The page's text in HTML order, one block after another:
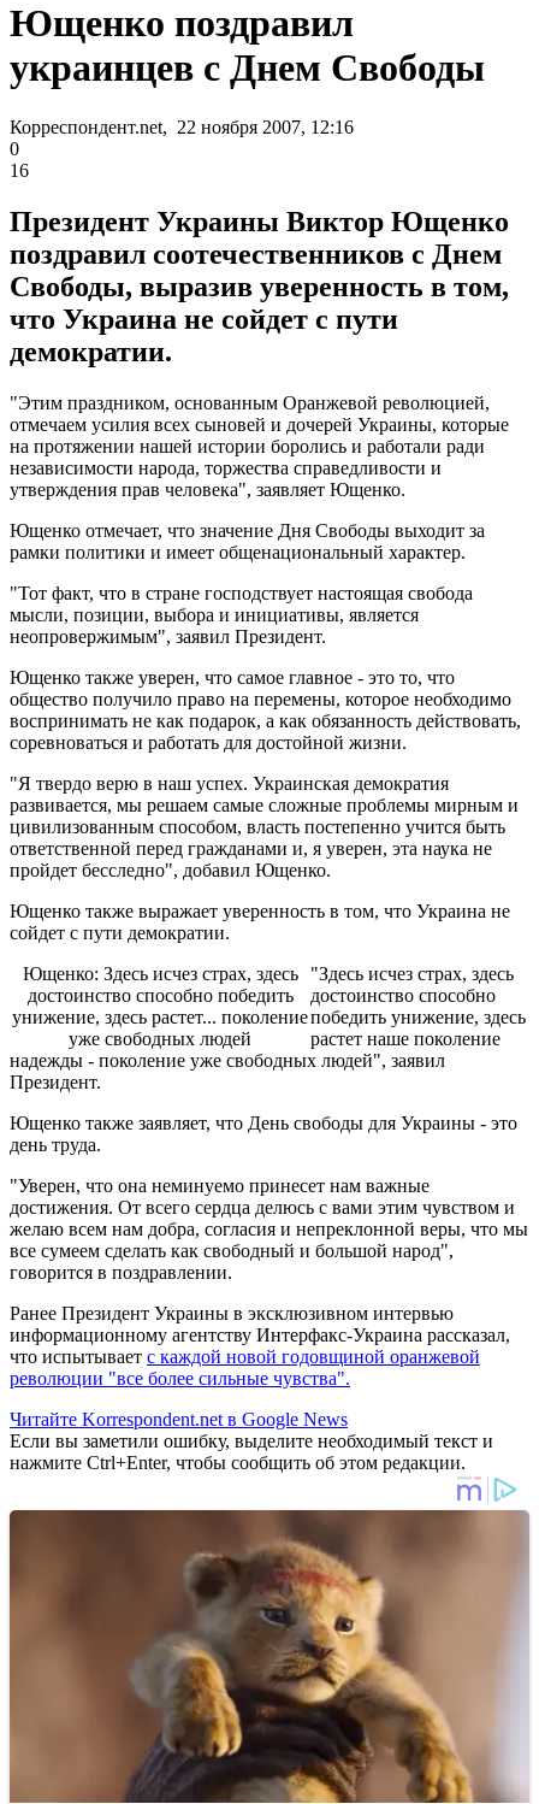
Ющенко поздравил
украинцев с Днем Свободы
Корреспондент.net, 22 ноября 2007, 12:16
0
16
Президент Украины Виктор Ющенко
поздравил соотечественников с Днем
Свободы, выразив уверенность в том,
что Украина не сойдет с пути
демократии.
"Этим праздником, основанным Оранжевой революцией,
отмечаем усилия всех сыновей и дочерей Украины, которые
на протяжении нашей истории боролись и работали ради
независимости народа, торжества справедливости и
утверждения прав человека", заявляет Ющенко.
Ющенко отмечает, что значение Дня Свободы выходит за
рамки политики и имеет общенациональный характер.
"Тот факт, что в стране господствует настоящая свобода
мысли, позиции, выбора и инициативы, является
неопровержимым", заявил Президент.
Ющенко также уверен, что самое главное - это то, что
общество получило право на перемены, которое необходимо
воспринимать не как подарок, а как обязанность действовать,
соревноваться и работать для достойной жизни.
"Я твердо верю в наш успех. Украинская демократия
развивается, мы решаем самые сложные проблемы мирным и
цивилизованным способом, власть постепенно учится быть
ответственной перед гражданами и, я уверен, эта наука не
пройдет бесследно", добавил Ющенко.
Ющенко также выражает уверенность в том, что Украина не
сойдет с пути демократии.
Ющенко: Здесь исчез страх, здесь
достоинство способно победить
унижение, здесь растет... поколение
уже свободных людей
"Здесь исчез страх, здесь
достоинство способно
победить унижение, здесь
растет наше поколение
надежды - поколение уже свободных людей", заявил
Президент.
Ющенко также заявляет, что День свободы для Украины - это
день труда.
"Уверен, что она неминуемо принесет нам важные
достижения. От всего сердца делюсь с вами этим чувством и
желаю всем нам добра, согласия и непреклонной веры, что мы
все сумеем сделать как свободный и большой народ",
говорится в поздравлении.
Ранее Президент Украины в эксклюзивном интервью
информационному агентству Интерфакс-Украина рассказал,
что испытывает с каждой новой годовщиной оранжевой
революции "все более сильные чувства".
Читайте Korrespondent.net в Google News
Если вы заметили ошибку, выделите необходимый текст и
нажмите Ctrl+Enter, чтобы сообщить об этом редакции.